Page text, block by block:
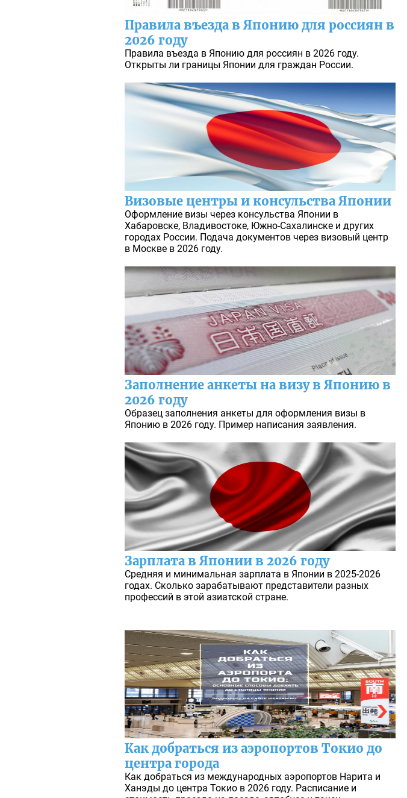
Правила въезда в Японию для россиян в
2026 году
Правила въезда в Японию для россиян в 2026 году.
Открыты ли границы Японии для граждан России.
Визовые центры и консульства Японии
Оформление визы через консульства Японии в
Хабаровске, Владивостоке, Южно-Сахалинске и других
городах России. Подача документов через визовый центр
в Москве в 2026 году.
Заполнение анкеты на визу в Японию в
2026 году
Образец заполнения анкеты для оформления визы в
Японию в 2026 году. Пример написания заявления.
Зарплата в Японии в 2026 году
Средняя и минимальная зарплата в Японии в 2025-2026
годах. Сколько зарабатывают представители разных
профессий в этой азиатской стране.
Как добраться из аэропортов Токио до
центра города
Как добраться из международных аэропортов Нарита и
Ханэды до центра Токио в 2026 году. Расписание и